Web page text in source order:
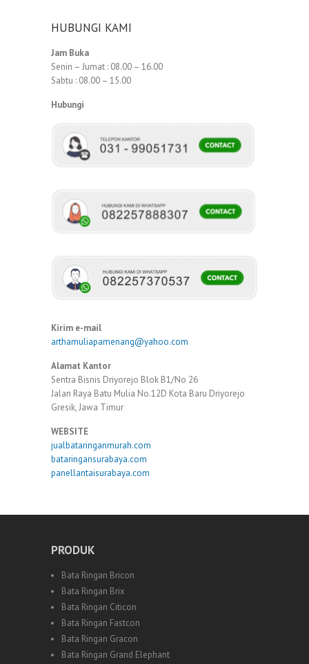
HUBUNGI KAMI
Jam Buka
Senin – Jumat : 08.00 – 16.00
Sabtu : 08.00 – 15.00
Hubungi
Kirim e-mail
arthamuliapamenang@yahoo.com
Alamat Kantor
Sentra Bisnis Driyorejo Blok B1/No 26
Jalan Raya Batu Mulia No.12D Kota Baru Driyorejo
Gresik, Jawa Timur
WEBSITE
jualbataringanmurah.com
bataringansurabaya.com
panellantaisurabaya.com
PRODUK
Bata Ringan Bricon
Bata Ringan Brix
Bata Ringan Citicon
Bata Ringan Fastcon
Bata Ringan Gracon
Bata Ringan Grand Elephant